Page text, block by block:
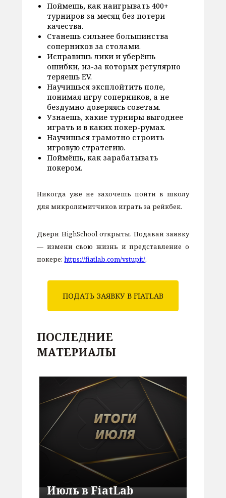
Поймешь, как наигрывать 400+
турниров за месяц без потери
качества.
Станешь сильнее большинства
соперников за столами.
Исправишь лики и уберёшь
ошибки, из-за которых регулярно
теряешь EV.
Научишься эксплойтить поле,
понимая игру соперников, а не
бездумно доверяясь советам.
Узнаешь, какие турниры выгоднее
играть и в каких покер-румах.
Научишься грамотно строить
игровую стратегию.
Поймёшь, как зарабатывать
покером.
Никогда уже не захочешь пойти в школу
для микролимитчиков играть за рейкбек.
Двери HighSchool открыты. Подавай заявку
— измени свою жизнь и представление о
покере:https://fiatlab.com/vstupit/.
ПОДАТЬ ЗАЯВКУ В FIATLAB
ПОСЛЕДНИЕ
МАТЕРИАЛЫ
Июль в FiatLab